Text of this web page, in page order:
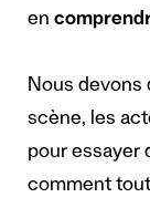
en
Nous devons
scène, les
pour essayer
comment